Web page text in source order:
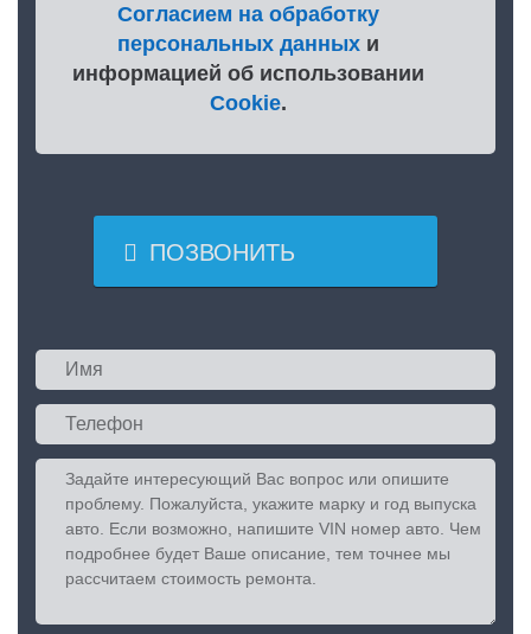
Согласием на обработку
персональных данныхи
информацией об использовании
Cookie.
 ПОЗВОНИТЬ